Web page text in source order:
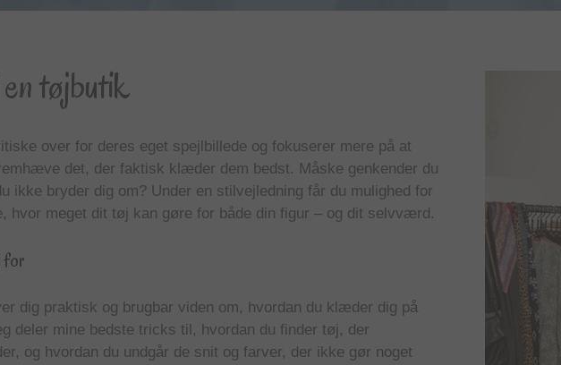
tøjbutik
over for deres eget spejlbillede og fokuserer mere på at
det, der faktisk klæder dem bedst. Måske genkender du
ikke bryder dig om? Under en stilvejledning får du mulighed for
hvor meget dit tøj kan gøre for både din figur – og dit selvværd.
for
dig praktisk og brugbar viden om, hvordan du klæder dig på
deler mine bedste tricks til, hvordan du finder tøj, der
og hvordan du undgår de snit og farver, der ikke gør noget